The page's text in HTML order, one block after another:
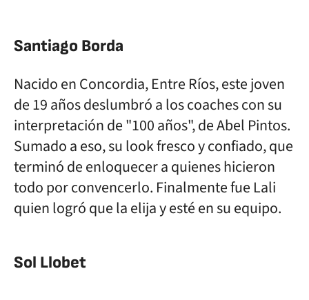
Santiago Borda
Nacido en Concordia, Entre Ríos, este joven
de 19 años deslumbró a los coaches con su
interpretación de "100 años", de Abel Pintos.
Sumado a eso, su look fresco y confiado, que
terminó de enloquecer a quienes hicieron
todo por convencerlo. Finalmente fue Lali
quien logró que la elija y esté en su equipo.
Sol Llobet